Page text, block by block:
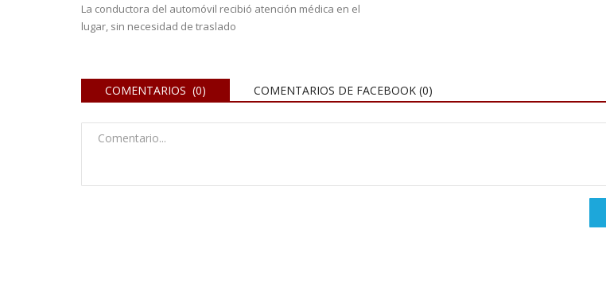
La conductora del automóvil recibió atención médica en el
lugar, sin necesidad de traslado
COMENTARIOS (0) COMENTARIOS DE FACEBOOK (0)